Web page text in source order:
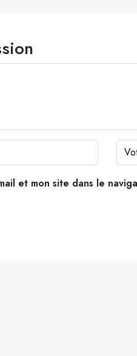
et mon site dans le